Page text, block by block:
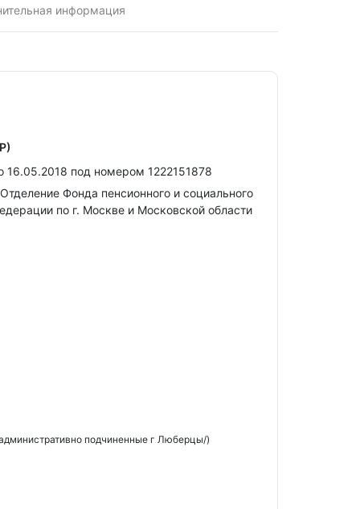
информация
16.05.2018 под номером 1222151878
Фонда пенсионного и социального
по г. Москве и Московской области
подчиненные г Люберцы/)